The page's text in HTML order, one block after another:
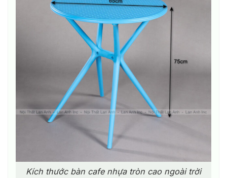
Kích thước bàn cafe nhựa tròn cao ngoài trời